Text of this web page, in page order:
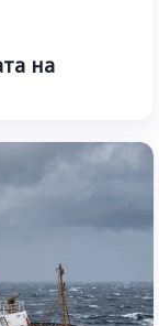
на